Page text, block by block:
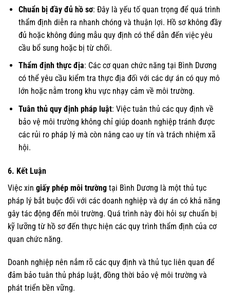
Chuẩn bị đầy đủ hồ sơ: Đây là yếu tố quan trọng để quá trình
thẩm định diễn ra nhanh chóng và thuận lợi. Hồ sơ không đầy
đủ hoặc không đúng mẫu quy định có thể dẫn đến việc yêu
cầu bổ sung hoặc bị từ chối.
Thẩm định thực địa: Các cơ quan chức năng tại Bình Dương
có thể yêu cầu kiểm tra thực địa đối với các dự án có quy mô
lớn hoặc nằm trong khu vực nhạy cảm về môi trường.
Tuân thủ quy định pháp luật: Việc tuân thủ các quy định về
bảo vệ môi trường không chỉ giúp doanh nghiệp tránh được
các rủi ro pháp lý mà còn nâng cao uy tín và trách nhiệm xã
hội.
6. Kết Luận
Việc xin giấy phép môi trường tại Bình Dương là một thủ tục
pháp lý bắt buộc đối với các doanh nghiệp và dự án có khả năng
gây tác động đến môi trường. Quá trình này đòi hỏi sự chuẩn bị
kỹ lưỡng từ hồ sơ đến thực hiện các quy trình thẩm định của cơ
quan chức năng.
Doanh nghiệp nên nắm rõ các quy định và thủ tục liên quan để
đảm bảo tuân thủ pháp luật, đồng thời bảo vệ môi trường và
phát triển bền vững.